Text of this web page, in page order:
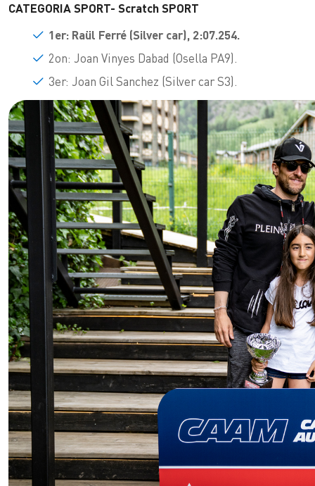
CATEGORIA SPORT- Scratch SPORT
1er: Raül Ferré (Silver car), 2:07.254.
2on: Joan Vinyes Dabad (Osella PA9).
3er: Joan Gil Sanchez (Silver car S3).